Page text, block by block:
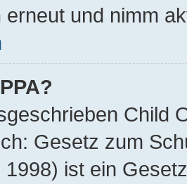
erneut und nimm
Child
Gesetz zum
1998) ist ein